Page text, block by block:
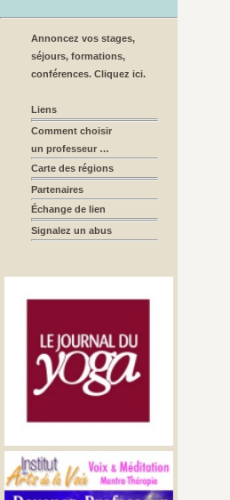
Annoncez vos stages,
séjours, formations,
conférences. Cliquez ici.
Liens
Comment choisir
un professeur …
Carte des régions
Partenaires
Échange de lien
Signalez un abus